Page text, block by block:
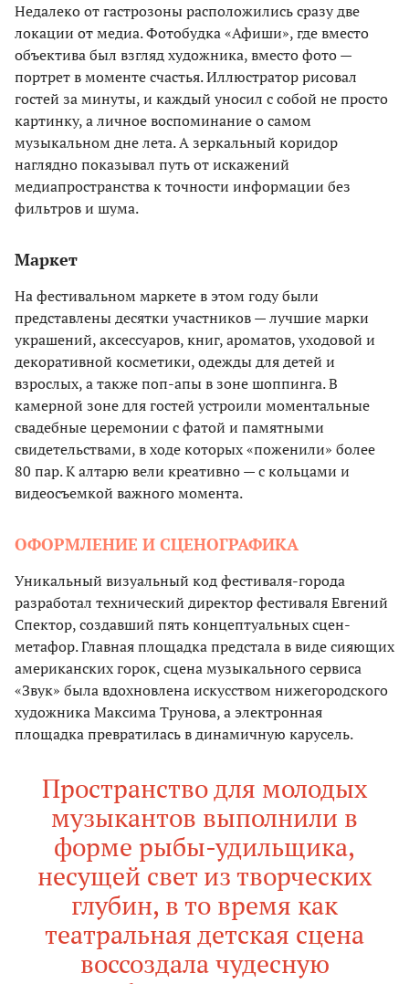
Недалеко от гастрозоны расположились сразу две
локации от медиа. Фотобудка «Афиши», где вместо
объектива был взгляд художника, вместо фото —
портрет в моменте счастья. Иллюстратор рисовал
гостей за минуты, и каждый уносил с собой не просто
картинку, а личное воспоминание о самом
музыкальном дне лета. А зеркальный коридор
наглядно показывал путь от искажений
медиапространства к точности информации без
фильтров и шума.
Маркет
На фестивальном маркете в этом году были
представлены десятки участников — лучшие марки
украшений, аксессуаров, книг, ароматов, уходовой и
декоративной косметики, одежды для детей и
взрослых, а также поп-апы в зоне шоппинга. В
камерной зоне для гостей устроили моментальные
свадебные церемонии с фатой и памятными
свидетельствами, в ходе которых «поженили» более
80 пар. К алтарю вели креативно — с кольцами и
видеосъемкой важного момента.
ОФОРМЛЕНИЕ И СЦЕНОГРАФИКА
Уникальный визуальный код фестиваля-города
разработал технический директор фестиваля Евгений
Спектор, создавший пять концептуальных сцен-
метафор. Главная площадка предстала в виде сияющих
американских горок, сцена музыкального сервиса
«Звук» была вдохновлена искусством нижегородского
художника Максима Трунова, а электронная
площадка превратилась в динамичную карусель.
Пространство для молодых
музыкантов выполнили в
форме рыбы-удильщика,
несущей свет из творческих
глубин, в то время как
театральная детская сцена
воссоздала чудесную